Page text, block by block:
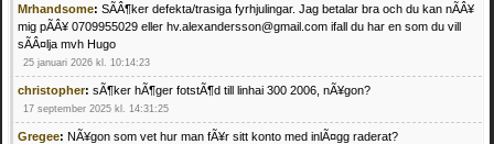
Mrhandsome: SÃÂ¶ker defekta/trasiga fyrhjulingar. Jag betalar bra och du kan nÃÂ¥
mig pÃÂ¥ 0709955029 eller hv.alexandersson@gmail.com ifall du har en som du vill
sÃÂ¤lja mvh Hugo
25 januari 2026 kl. 10:14:23
christopher: sÃ¶ker hÃ¶ger fotstÃ¶d till linhai 300 2006, nÃ¥gon?
17 september 2025 kl. 14:31:25
Gregee: NÃ¥gon som vet hur man fÃ¥r sitt konto med inlÃ¤gg raderat?